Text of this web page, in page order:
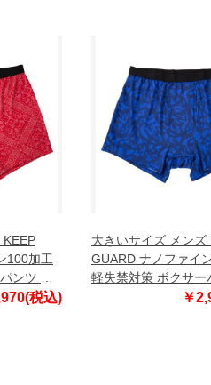
100加工
ンツ レ
6210-3税込)
大きいサイズ メンズ
GUARD ナノファイ
軽失禁対策 ボクサー
ルー変形ハート￥